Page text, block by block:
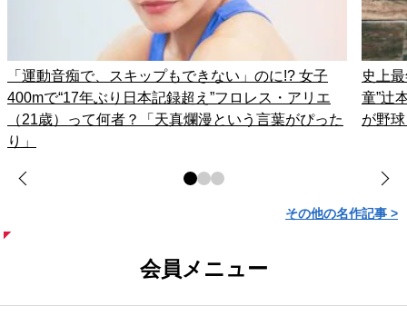
「運動音痴で、スキップもできない」のに!? 女子
400mで“17年ぶり日本記録超え”フロレス・アリエ
（21歳）って何者？「天真爛漫という言葉がぴった
り」
史上
童”辻
が野
その他の名作記事 >
会員メニュー